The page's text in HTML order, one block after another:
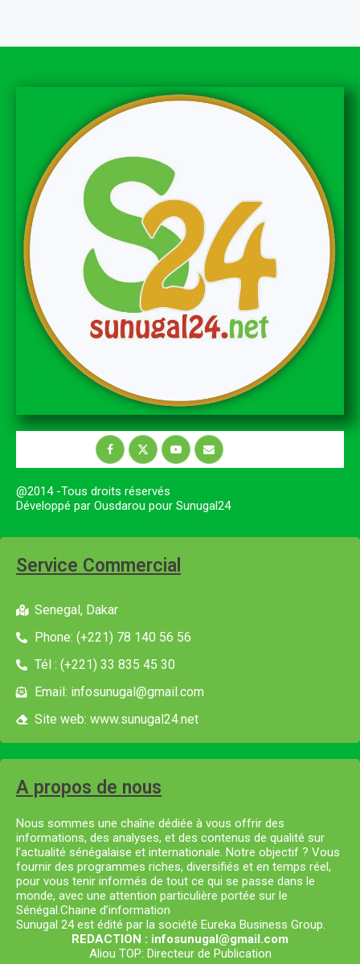
@2014 -Tous droits réservés
Développé par Ousdarou pour Sunugal24
Service Commercial
Senegal, Dakar
Phone: (+221) 78 140 56 56
Tél : (+221) 33 835 45 30
Email: infosunugal@gmail.com
Site web: www.sunugal24.net
A propos de nous
Nous sommes une chaîne dédiée à vous offrir des
informations, des analyses, et des contenus de qualité sur
l’actualité sénégalaise et internationale. Notre objectif ? Vous
fournir des programmes riches, diversifiés et en temps réel,
pour vous tenir informés de tout ce qui se passe dans le
monde, avec une attention particulière portée sur le
Sénégal.Chaine d’information
Sunugal 24 est édité par la société Eureka Business Group.
REDACTION : infosunugal@gmail.com
Aliou TOP: Directeur de Publication